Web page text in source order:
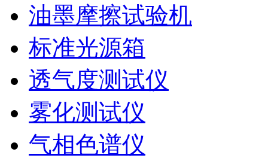
油墨摩擦试验机
标准光源箱
透气度测试仪
雾化测试仪
气相色谱仪